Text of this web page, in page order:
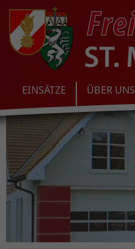
EINSÄTZE ÜBER UNS